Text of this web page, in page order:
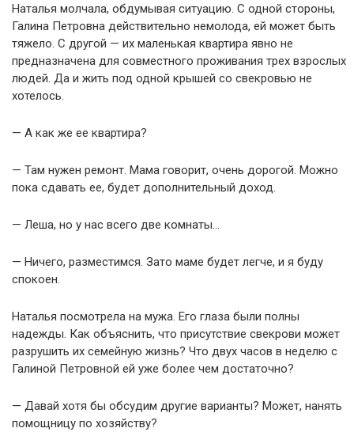
Наталья молчала, обдумывая ситуацию. С одной стороны,
Галина Петровна действительно немолода, ей может быть
тяжело. С другой — их маленькая квартира явно не
предназначена для совместного проживания трех взрослых
людей. Да и жить под одной крышей со свекровью не
хотелось.
— А как же ее квартира?
— Там нужен ремонт. Мама говорит, очень дорогой. Можно
пока сдавать ее, будет дополнительный доход.
— Леша, но у нас всего две комнаты…
— Ничего, разместимся. Зато маме будет легче, и я буду
спокоен.
Наталья посмотрела на мужа. Его глаза были полны
надежды. Как объяснить, что присутствие свекрови может
разрушить их семейную жизнь? Что двух часов в неделю с
Галиной Петровной ей уже более чем достаточно?
— Давай хотя бы обсудим другие варианты? Может, нанять
помощницу по хозяйству?